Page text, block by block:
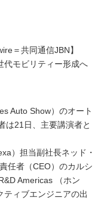
＝共同通信JBN】
代モビリティー形成へ
Auto Show）のオート
は21日、主要講演者と
）担当副社長ネッド・
任者（CEO）のカルシ
Americas （ホン
ティブエンジニアの出